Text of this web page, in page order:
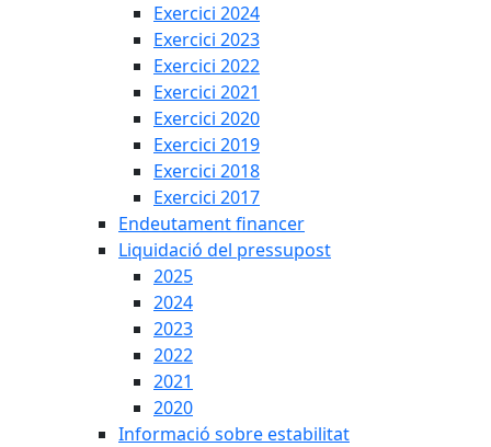
Exercici 2024
Exercici 2023
Exercici 2022
Exercici 2021
Exercici 2020
Exercici 2019
Exercici 2018
Exercici 2017
Endeutament financer
Liquidació del pressupost
2025
2024
2023
2022
2021
2020
Informació sobre estabilitat